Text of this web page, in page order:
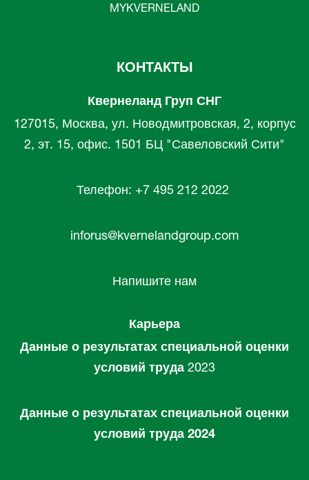
MYKVERNELAND
КОНТАКТЫ
Квернеланд Груп СНГ
127015, Москва, ул. Новодмитровская, 2, корпус
2, эт. 15, офис. 1501 БЦ "Савеловский Сити"
Телефон: +7 495 212 2022
inforus@kvernelandgroup.com
Напишите нам
Карьера
Данные о результатах специальной оценки
условий труда 2023
Данные о результатах специальной оценки
условий труда 2024